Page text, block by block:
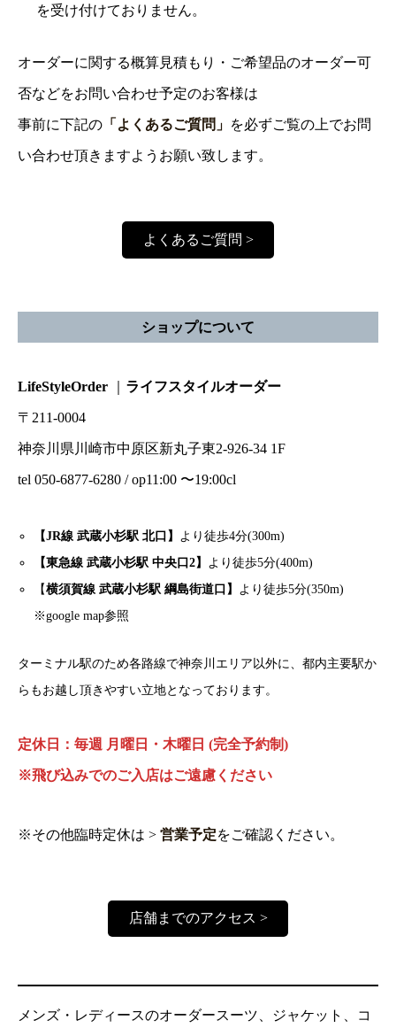
を受け付けておりません。
オーダーに関する概算見積もり・ご希望品のオーダー可
否などをお問い合わせ予定のお客様は
事前に下記の 「よくあるご質問」 を必ずご覧の上でお問
い合わせ頂きますようお願い致します。
よくあるご質問 >
ショップについて
LifeStyleOrder ライフスタイルオーダー
〒211-0004
神奈川県川崎市中原区新丸子東2-926-34 1F
tel 050-6877-6280 / op11:00 〜19:00cl
【JR線 武蔵小杉駅 北口】
より徒歩4分(300m)
【東急線 武蔵小杉駅 中央口2】
より徒歩5分(400m)
【横須賀線 武蔵小杉駅 綱島街道口】
より徒歩5分(350m)
※google map参照
ターミナル駅のため各路線で神奈川エリア以外に、都内主要駅か
らもお越し頂きやすい立地となっております。
定休日：毎週 月曜日・木曜日 (完全予約制)
※飛び込みでのご入店はご遠慮ください
※その他臨時定休は > 営業予定をご確認ください。
店舗までのアクセス >
メンズ・レディースのオーダースーツ、ジャケット、コ